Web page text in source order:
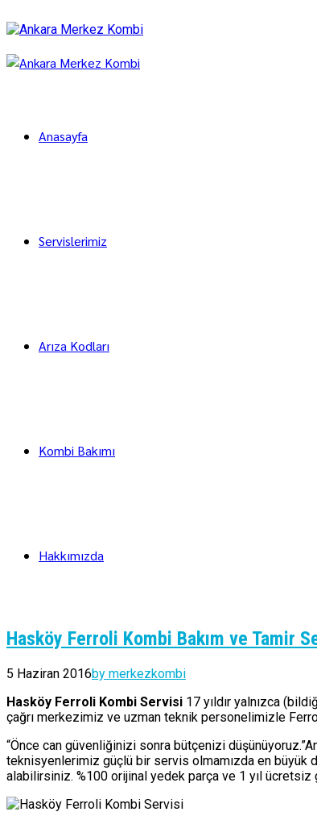
Anasayfa
Servislerimiz
Arıza Kodları
Kombi Bakımı
Hakkımızda
Hasköy Ferroli Kombi Bakım ve Tamir
5 Haziran 2016by merkezkombi
Hasköy Ferroli Kombi Servisi 17 yıldır yalnızca
çağrı merkezimiz ve uzman teknik personelimizle
“Önce can güvenliğinizi sonra bütçenizi
teknisyenlerimiz güçlü bir servis olmamızda en büyük
alabilirsiniz. %100 orijinal yedek parça ve 1 yıl